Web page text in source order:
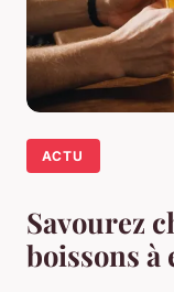
ACTU
Savourez
boissons à